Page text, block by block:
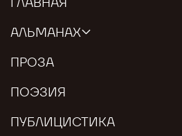
АЛЬМАНАХ
ПРОЗА
ПОЭЗИЯ
ПУБЛИЦИСТИКА